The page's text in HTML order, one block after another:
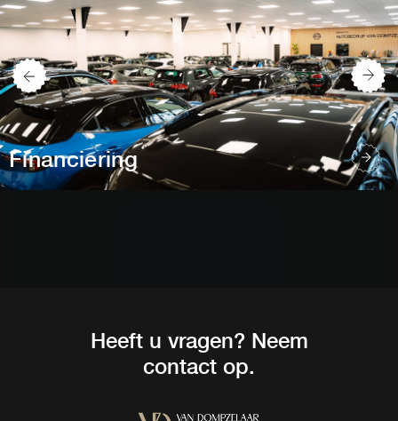
Financiering
Heeft u vragen? Neem
contact op.